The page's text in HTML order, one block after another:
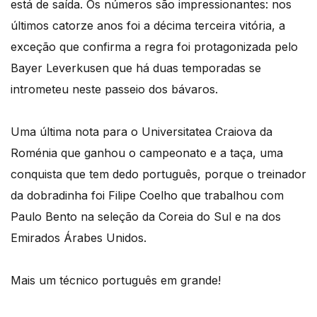
está de saída. Os números são impressionantes: nos
últimos catorze anos foi a décima terceira vitória, a
exceção que confirma a regra foi protagonizada pelo
Bayer Leverkusen que há duas temporadas se
intrometeu neste passeio dos bávaros.
Uma última nota para o Universitatea Craiova da
Roménia que ganhou o campeonato e a taça, uma
conquista que tem dedo português, porque o treinador
da dobradinha foi Filipe Coelho que trabalhou com
Paulo Bento na seleção da Coreia do Sul e na dos
Emirados Árabes Unidos.
Mais um técnico português em grande!